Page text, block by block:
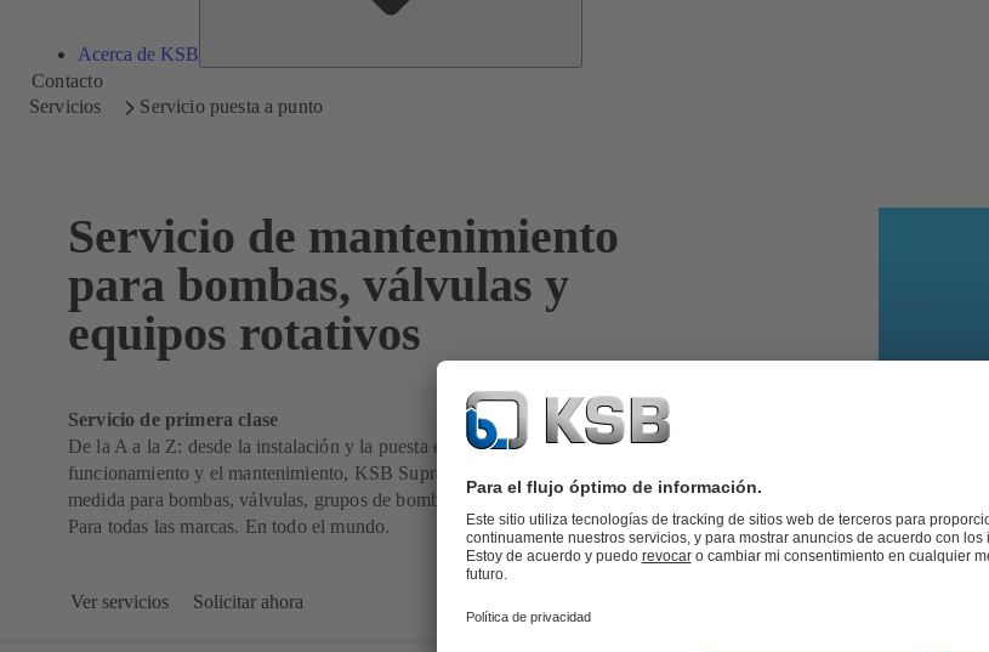
Acerca de KSB
Contacto
Servicios
Servicio puesta a punto
Servicio de mantenimiento
para bombas, válvulas y
equipos rotativos
Servicio de primera clase
De la A a la Z: desde la instalación y la puesta en marcha hasta el
funcionamiento y el mantenimiento, KSB SupremeServ te ofrece servicios a
medida para bombas, válvulas, grupos de bombas y otros equipos rotativos.
Para todas las marcas. En todo el mundo.
Ver servicios Solicitar ahora